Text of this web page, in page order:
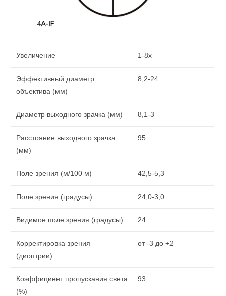
Увеличение 1-8x
Эффективный диаметр
объектива (мм)
8,2-24
Диаметр выходного зрачка (мм) 8,1-3
Расстояние выходного зрачка
(мм)
95
Поле зрения (м/100 м) 42,5-5,3
Поле зрения (градусы) 24,0-3,0
Видимое поле зрения (градусы) 24
Корректировка зрения
(диоптрии)
от -3 до +2
Коэффициент пропускания света
(%)
93